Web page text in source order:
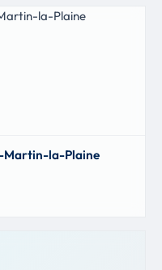
Martin-la-Plaine